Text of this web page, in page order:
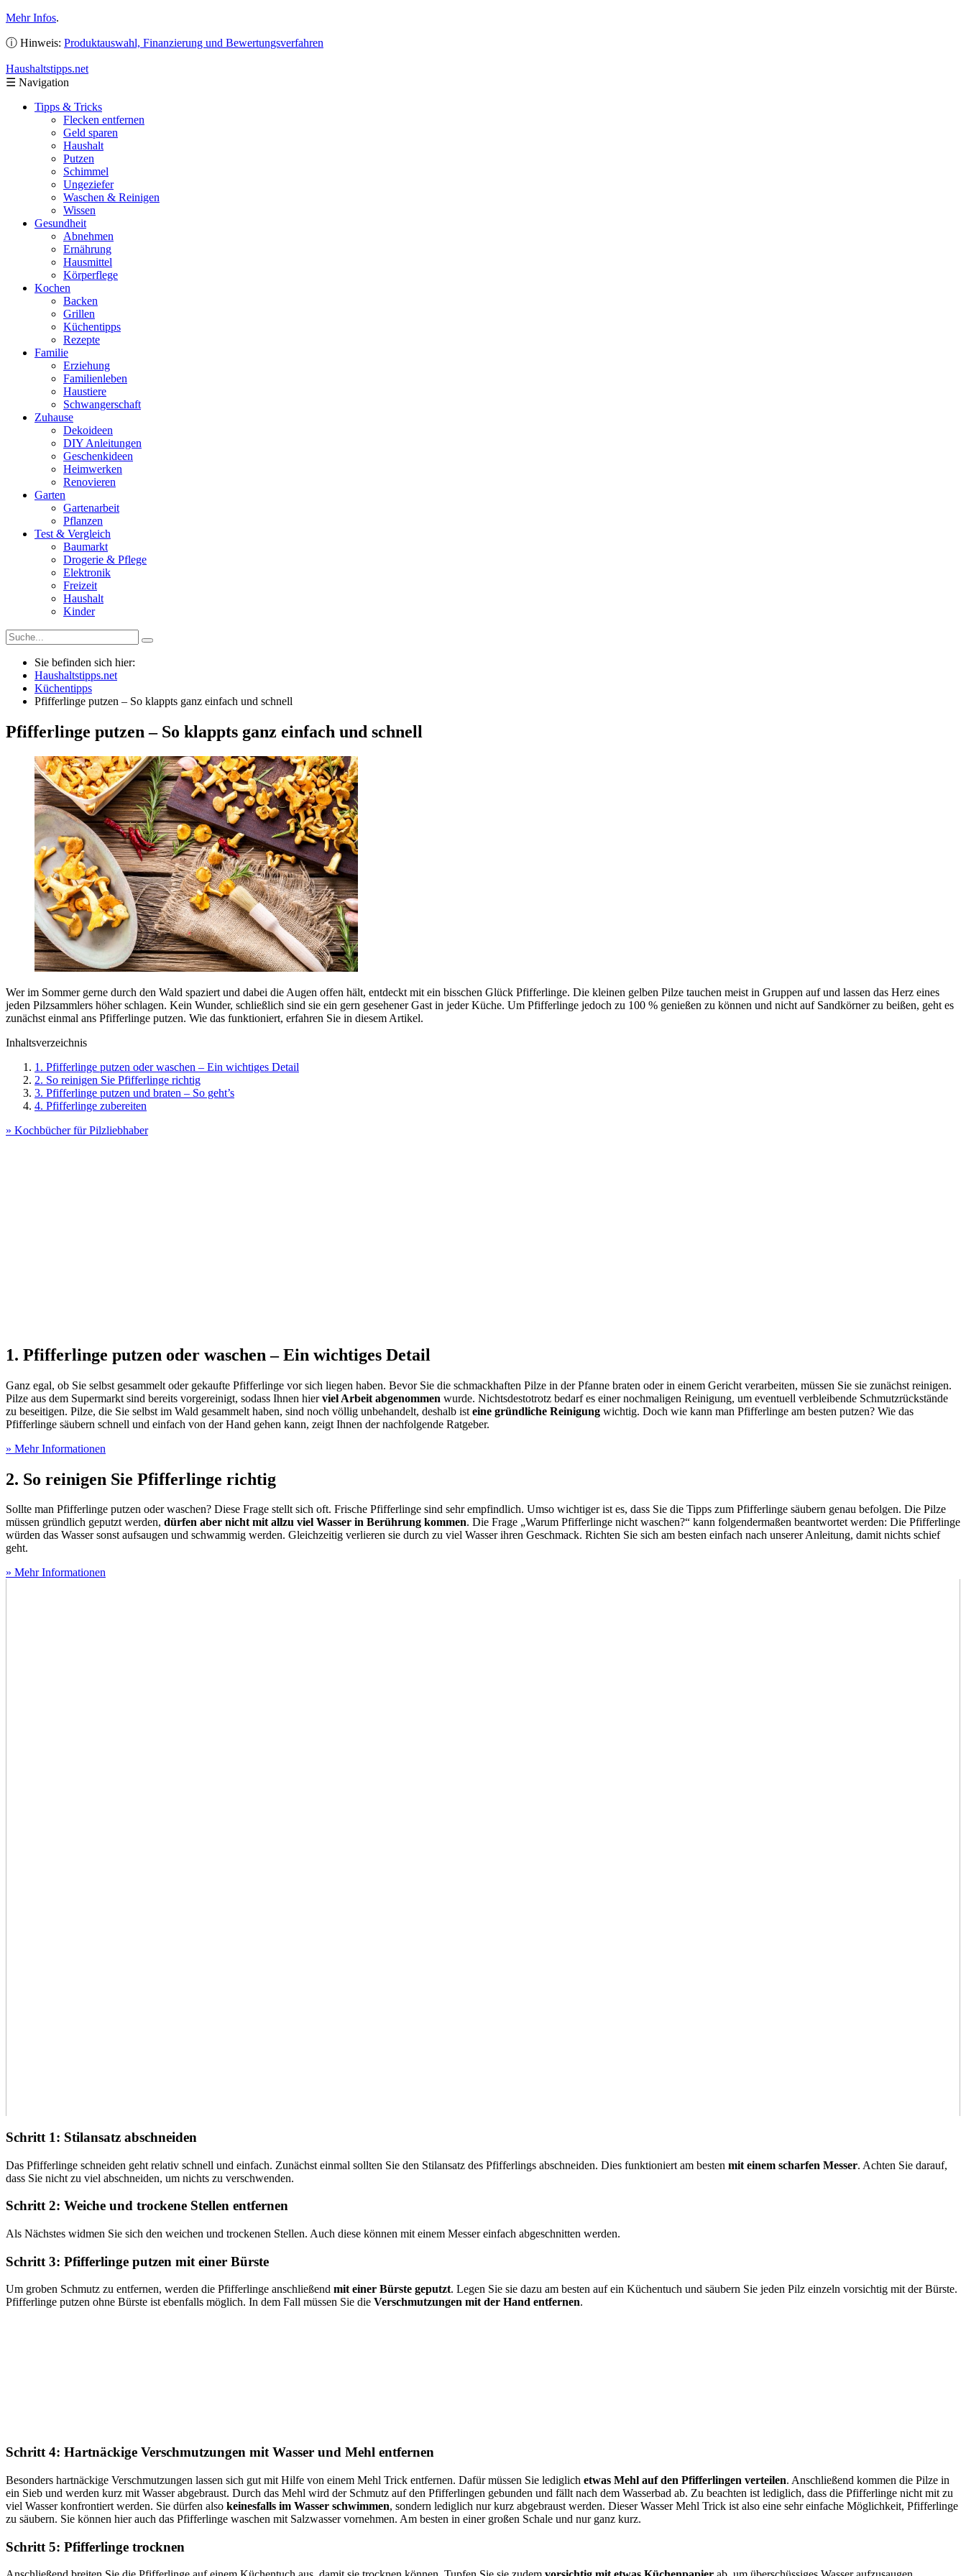
Mehr Infos.
ⓘ Hinweis: Produktauswahl, Finanzierung und Bewertungsverfahren
Haushaltstipps.net
☰ Navigation
Tipps & Tricks
Flecken entfernen
Geld sparen
Haushalt
Putzen
Schimmel
Ungeziefer
Waschen & Reinigen
Wissen
Gesundheit
Abnehmen
Ernährung
Hausmittel
Körperflege
Kochen
Backen
Grillen
Küchentipps
Rezepte
Familie
Erziehung
Familienleben
Haustiere
Schwangerschaft
Zuhause
Dekoideen
DIY Anleitungen
Geschenkideen
Heimwerken
Renovieren
Garten
Gartenarbeit
Pflanzen
Test & Vergleich
Baumarkt
Drogerie & Pflege
Elektronik
Freizeit
Haushalt
Kinder
Sie befinden sich hier:
Haushaltstipps.net
Küchentipps
Pfifferlinge putzen – So klappts ganz einfach und schnell
Pfifferlinge putzen – So klappts ganz einfach und schnell
Wer im Sommer gerne durch den Wald spaziert und dabei die Augen offen hält, entdeckt mit ein bisschen Glück Pfifferlinge. Die kleinen gelben Pilze tauchen meist in Gruppen auf und lassen das Herz eines
jeden Pilzsammlers höher schlagen. Kein Wunder, schließlich sind sie ein gern gesehener Gast in jeder Küche. Um Pfifferlinge jedoch zu 100 % genießen zu können und nicht auf Sandkörner zu beißen, geht es
zunächst einmal ans Pfifferlinge putzen. Wie das funktioniert, erfahren Sie in diesem Artikel.
Inhaltsverzeichnis
1. Pfifferlinge putzen oder waschen – Ein wichtiges Detail
2. So reinigen Sie Pfifferlinge richtig
3. Pfifferlinge putzen und braten – So geht’s
4. Pfifferlinge zubereiten
» Kochbücher für Pilzliebhaber
1. Pfifferlinge putzen oder waschen – Ein wichtiges Detail
Ganz egal, ob Sie selbst gesammelt oder gekaufte Pfifferlinge vor sich liegen haben. Bevor Sie die schmackhaften Pilze in der Pfanne braten oder in einem Gericht verarbeiten, müssen Sie sie zunächst reinigen.
Pilze aus dem Supermarkt sind bereits vorgereinigt, sodass Ihnen hierviel Arbeit abgenommen wurde. Nichtsdestotrotz bedarf es einer nochmaligen Reinigung, um eventuell verbleibende Schmutzrückstände
zu beseitigen. Pilze, die Sie selbst im Wald gesammelt haben, sind noch völlig unbehandelt, deshalb ist eine gründliche Reinigung wichtig. Doch wie kann man Pfifferlinge am besten putzen? Wie das
Pfifferlinge säubern schnell und einfach von der Hand gehen kann, zeigt Ihnen der nachfolgende Ratgeber.
» Mehr Informationen
2. So reinigen Sie Pfifferlinge richtig
Sollte man Pfifferlinge putzen oder waschen? Diese Frage stellt sich oft. Frische Pfifferlinge sind sehr empfindlich. Umso wichtiger ist es, dass Sie die Tipps zum Pfifferlinge säubern genau befolgen. Die Pilze
müssen gründlich geputzt werden, dürfen aber nicht mit allzu viel Wasser in Berührung kommen. Die Frage „Warum Pfifferlinge nicht waschen?“ kann folgendermaßen beantwortet werden: Die Pfifferlinge
würden das Wasser sonst aufsaugen und schwammig werden. Gleichzeitig verlieren sie durch zu viel Wasser ihren Geschmack. Richten Sie sich am besten einfach nach unserer Anleitung, damit nichts schief
geht.
» Mehr Informationen
Schritt 1: Stilansatz abschneiden
Das Pfifferlinge schneiden geht relativ schnell und einfach. Zunächst einmal sollten Sie den Stilansatz des Pfifferlings abschneiden. Dies funktioniert am besten mit einem scharfen Messer. Achten Sie darauf,
dass Sie nicht zu viel abschneiden, um nichts zu verschwenden.
Schritt 2: Weiche und trockene Stellen entfernen
Als Nächstes widmen Sie sich den weichen und trockenen Stellen. Auch diese können mit einem Messer einfach abgeschnitten werden.
Schritt 3: Pfifferlinge putzen mit einer Bürste
Um groben Schmutz zu entfernen, werden die Pfifferlinge anschließend mit einer Bürste geputzt. Legen Sie sie dazu am besten auf ein Küchentuch und säubern Sie jeden Pilz einzeln vorsichtig mit der Bürste.
Pfifferlinge putzen ohne Bürste ist ebenfalls möglich. In dem Fall müssen Sie die Verschmutzungen mit der Hand entfernen.
Schritt 4: Hartnäckige Verschmutzungen mit Wasser und Mehl entfernen
Besonders hartnäckige Verschmutzungen lassen sich gut mit Hilfe von einem Mehl Trick entfernen. Dafür müssen Sie lediglich etwas Mehl auf den Pfifferlingen verteilen. Anschließend kommen die Pilze in
ein Sieb und werden kurz mit Wasser abgebraust. Durch das Mehl wird der Schmutz auf den Pfifferlingen gebunden und fällt nach dem Wasserbad ab. Zu beachten ist lediglich, dass die Pfifferlinge nicht mit zu
viel Wasser konfrontiert werden. Sie dürfen also keinesfalls im Wasser schwimmen, sondern lediglich nur kurz abgebraust werden. Dieser Wasser Mehl Trick ist also eine sehr einfache Möglichkeit, Pfifferlinge
zu säubern. Sie können hier auch das Pfifferlinge waschen mit Salzwasser vornehmen. Am besten in einer großen Schale und nur ganz kurz.
Schritt 5: Pfifferlinge trocknen